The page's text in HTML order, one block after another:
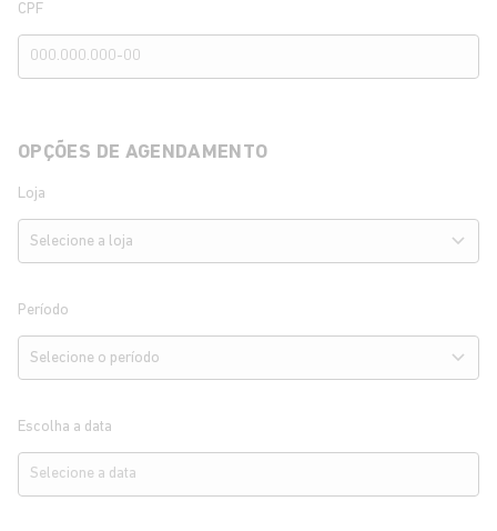
CPF
OPÇÕES DE AGENDAMENTO
Loja
Período
Escolha a data